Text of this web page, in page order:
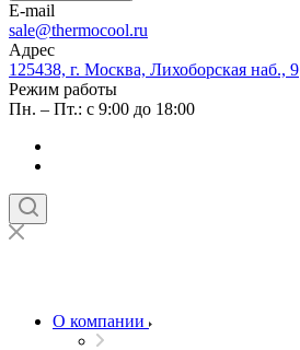
E-mail
sale@thermocool.ru
Адрес
125438, г. Москва, Лихоборская наб., 9
Режим работы
Пн. – Пт.: с 9:00 до 18:00
О компании